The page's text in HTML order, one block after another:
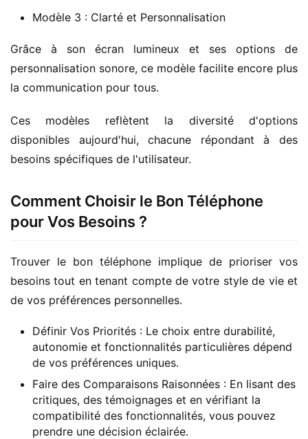
Modèle 3 : Clarté et Personnalisation
Grâce à son écran lumineux et ses options de
personnalisation sonore, ce modèle facilite encore plus
la communication pour tous.
Ces modèles reflètent la diversité d'options
disponibles aujourd'hui, chacune répondant à des
besoins spécifiques de l'utilisateur.
Comment Choisir le Bon Téléphone
pour Vos Besoins ?
Trouver le bon téléphone implique de prioriser vos
besoins tout en tenant compte de votre style de vie et
de vos préférences personnelles.
Définir Vos Priorités : Le choix entre durabilité,
autonomie et fonctionnalités particulières dépend
de vos préférences uniques.
Faire des Comparaisons Raisonnées : En lisant des
critiques, des témoignages et en vérifiant la
compatibilité des fonctionnalités, vous pouvez
prendre une décision éclairée.